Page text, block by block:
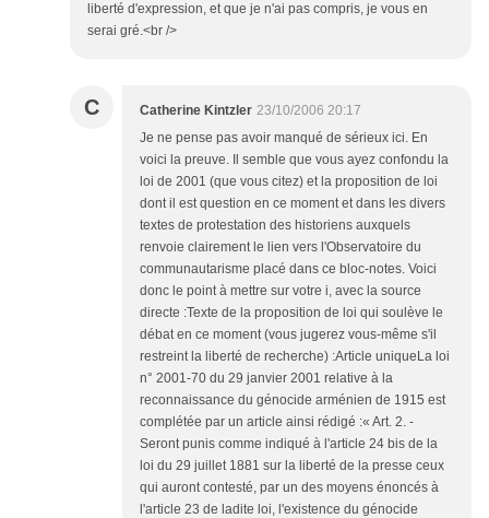
liberté d'expression, et que je n'ai pas compris, je vous en
serai gré.<br />
C Catherine Kintzler 23/10/2006 20:17
Je ne pense pas avoir manqué de sérieux ici. En
voici la preuve. Il semble que vous ayez confondu la
loi de 2001 (que vous citez) et la proposition de loi
dont il est question en ce moment et dans les divers
textes de protestation des historiens auxquels
renvoie clairement le lien vers l'Observatoire du
communautarisme placé dans ce bloc-notes. Voici
donc le point à mettre sur votre i, avec la source
directe :Texte de la proposition de loi qui soulève le
débat en ce moment (vous jugerez vous-même s'il
restreint la liberté de recherche) :Article uniqueLa loi
n° 2001-70 du 29 janvier 2001 relative à la
reconnaissance du génocide arménien de 1915 est
complétée par un article ainsi rédigé :« Art. 2. -
Seront punis comme indiqué à l'article 24 bis de la
loi du 29 juillet 1881 sur la liberté de la presse ceux
qui auront contesté, par un des moyens énoncés à
l'article 23 de ladite loi, l'existence du génocide